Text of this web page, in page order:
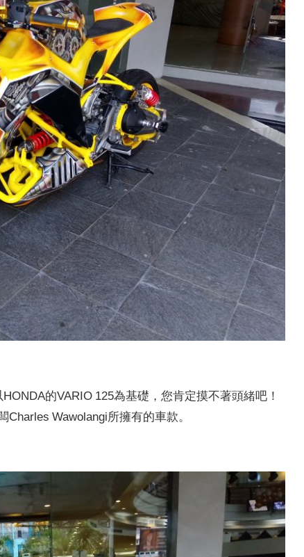
的VARIO 125為基礎，您肯定摸不著頭緒吧！
Wawolangi所擁有的車款。